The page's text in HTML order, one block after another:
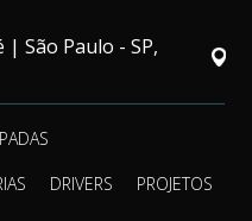
| São Paulo - SP,
DRIVERS
PROJETOS